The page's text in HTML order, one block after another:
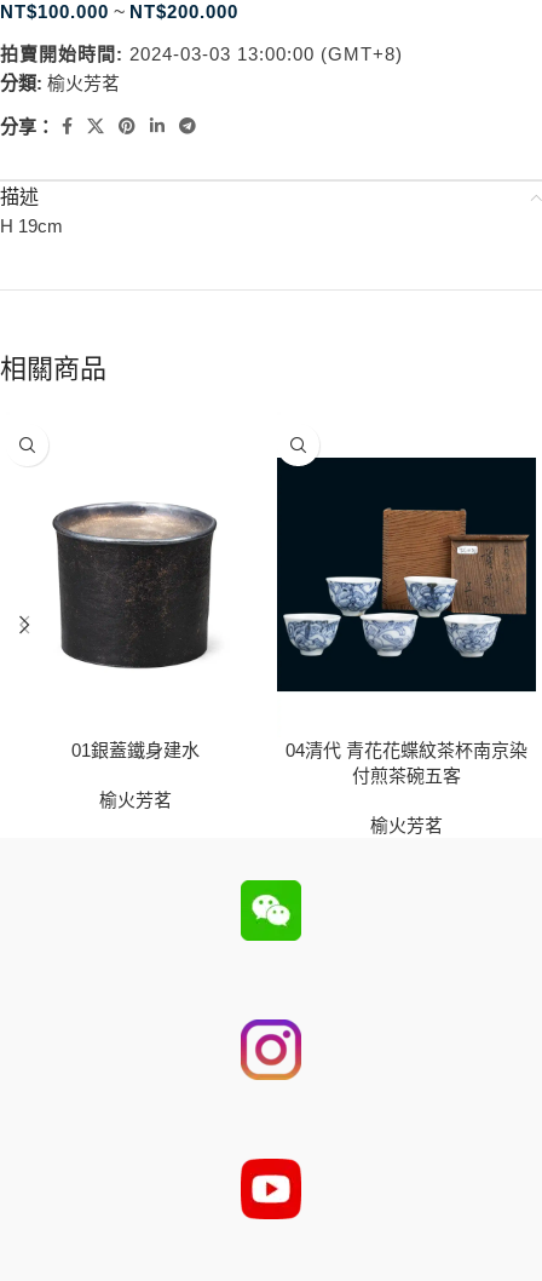
NT$100.000 ~ NT$200.000
拍賣開始時間: 2024-03-03 13:00:00 (GMT+8)
分類: 榆火芳茗
分享：
描述
H 19cm
相關商品
01銀蓋鐵身建水
榆火芳茗
04清代 青花花蝶紋茶杯南京染
付煎茶碗五客
榆火芳茗